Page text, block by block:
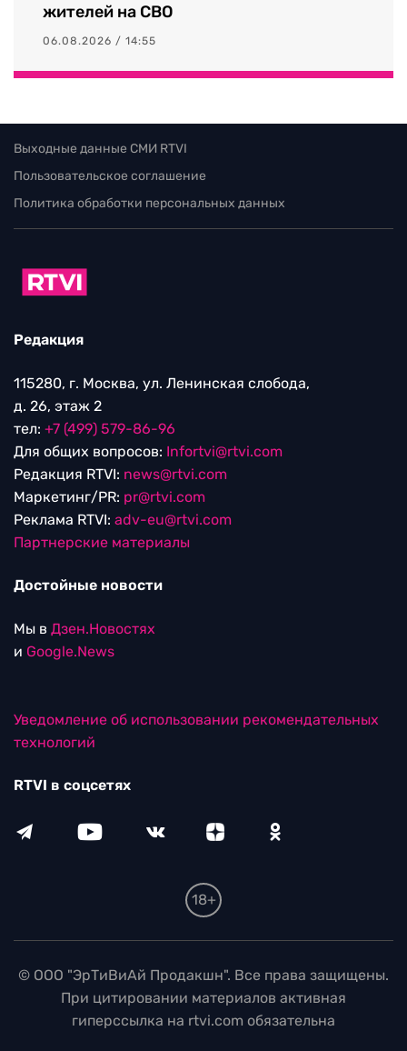
жителей на СВО
06.08.2026 / 14:55
Выходные данные СМИ RTVI
Пользовательское соглашение
Политика обработки персональных данных
Редакция
115280, г. Москва, ул. Ленинская слобода,
д. 26, этаж 2
тел: +7 (499) 579-86-96
Для общих вопросов: Infortvi@rtvi.com
Редакция RTVI: news@rtvi.com
Маркетинг/PR: pr@rtvi.com
Реклама RTVI: adv-eu@rtvi.com
Партнерские материалы
Достойные новости
Мы в Дзен.Новостях
и Google.News
Уведомление об использовании рекомендательных
технологий
RTVI в соцсетях
18+
© ООО "ЭрТиВиАй Продакшн". Все права защищены.
При цитировании материалов активная
гиперссылка на rtvi.com обязательна